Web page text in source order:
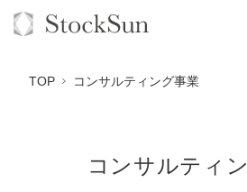
オーダーメイド支援
TOP コンサルティング事業
コンサルティ